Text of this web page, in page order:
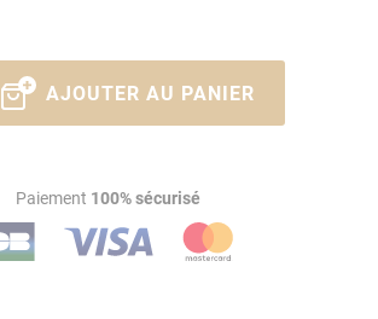
AJOUTER AU PANIER
Paiement 100% sécurisé